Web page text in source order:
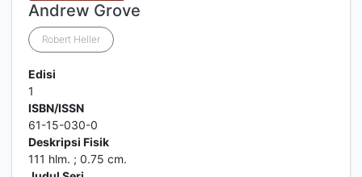
Andrew Grove
Robert Heller
Edisi
1
ISBN/ISSN
61-15-030-0
Deskripsi Fisik
111 hlm. ; 0.75 cm.